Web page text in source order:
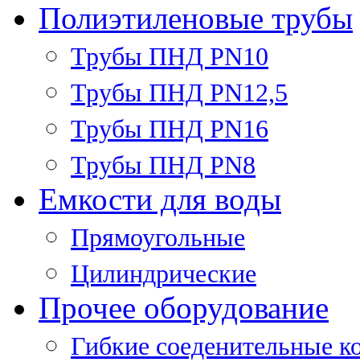
Полиэтиленовые трубы
Трубы ПНД PN10
Трубы ПНД PN12,5
Трубы ПНД PN16
Трубы ПНД PN8
Емкости для воды
Прямоугольные
Цилиндрические
Прочее оборудование
Гибкие соеденительные